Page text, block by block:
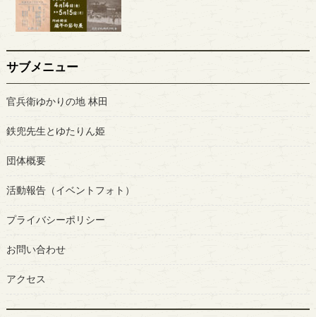
サブメニュー
官兵衛ゆかりの地 林田
鉄兜先生とゆたりん姫
団体概要
活動報告（イベントフォト）
プライバシーポリシー
お問い合わせ
アクセス